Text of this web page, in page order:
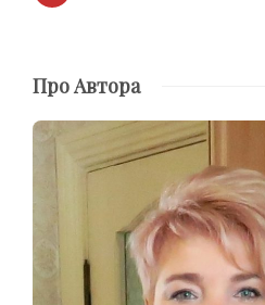
Про Автора